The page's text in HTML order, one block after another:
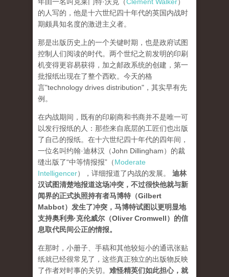
的人写的，他是十六世纪四十年代的英国内战时
期颇具知名度的激进主义者。
那是出版历史上的一个关键时期，也是政府试图
控制人们阅读的时代。两个世纪之前发明的印刷
机变得更容易获得，加之邮政系统的创建，第一
批报纸出现在了整个西欧。今天的格
言"technology drives dis­tribution"，其实早有先
例。
在内战期间，既有的印刷商和书商并不是唯一可
以发行报纸的人：那些来自底层的工匠们也出版
了自己的报纸。在十六世纪四十年代的四年间，
一位名叫约翰·迪林汉（John Dillingham）的裁
缝出版了“中等情报报”（Moderate
Intelligencer），详细报道了内战的发展。 迪林
汉试图清楚地报道这场冲突，不过很快他就与新
闻界的正式执照持有者马博特（Gilbert
Mabbot）发生了冲突，马博特试图以更明显地
支持奥利弗·克伦威尔（Oliver Cromwell）的信
息取代民间公正的情报。
在那时，小册子、手稿和其他较短小的通讯张贴
纸就已经很常见了，这些真正独立的出版物反映
了作者对时事的关切。 难怪精英们如此担心，就